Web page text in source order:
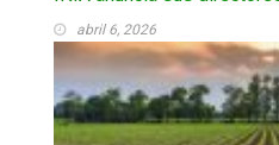
abril 6, 2026